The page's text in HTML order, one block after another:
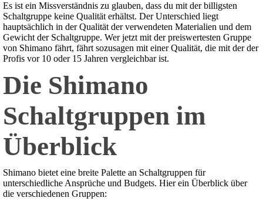
Es ist ein Missverständnis zu glauben, dass du mit der billigsten
Schaltgruppe keine Qualität erhältst. Der Unterschied liegt
hauptsächlich in der Qualität der verwendeten Materialien und dem
Gewicht der Schaltgruppe. Wer jetzt mit der preiswertesten Gruppe
von Shimano fährt, fährt sozusagen mit einer Qualität, die mit der der
Profis vor 10 oder 15 Jahren vergleichbar ist.
Die Shimano
Schaltgruppen im
Überblick
Shimano bietet eine breite Palette an Schaltgruppen für
unterschiedliche Ansprüche und Budgets. Hier ein Überblick über
die verschiedenen Gruppen: